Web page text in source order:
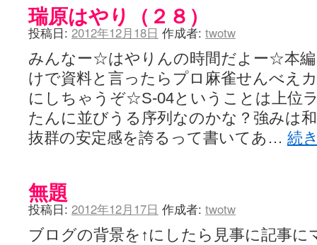
瑞原はやり（２８）
投稿日: 2012年12月18日 作成者: twotw
みんなー☆はやりんの時間だよー☆本
けで資料と言ったらプロ麻雀せんべえ
にしちゃうぞ☆S-04ということは上位
たんに並びうる序列なのかな？強みは
抜群の安定感を誇るって書いてあ… 続
無題
投稿日: 2012年12月17日 作成者: twotw
ブログの背景を↑にしたら見事に記事